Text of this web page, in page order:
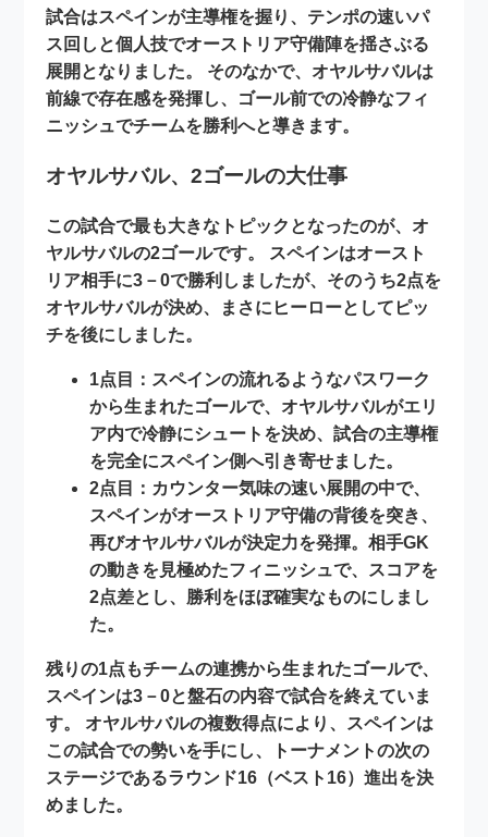
試合はスペインが主導権を握り、テンポの速いパ
ス回しと個人技でオーストリア守備陣を揺さぶる
展開となりました。 そのなかで、オヤルサバルは
前線で存在感を発揮し、ゴール前での冷静なフィ
ニッシュでチームを勝利へと導きます。
オヤルサバル、2ゴールの大仕事
この試合で最も大きなトピックとなったのが、オ
ヤルサバルの2ゴールです。 スペインはオースト
リア相手に3－0で勝利しましたが、そのうち2点を
オヤルサバルが決め、まさにヒーローとしてピッ
チを後にしました。
1点目： スペインの流れるようなパスワーク
から生まれたゴールで、オヤルサバルがエリ
ア内で冷静にシュートを決め、試合の主導権
を完全にスペイン側へ引き寄せました。
2点目： カウンター気味の速い展開の中で、
スペインがオーストリア守備の背後を突き、
再びオヤルサバルが決定力を発揮。相手GK
の動きを見極めたフィニッシュで、スコアを
2点差とし、勝利をほぼ確実なものにしまし
た。
残りの1点もチームの連携から生まれたゴールで、
スペインは3－0と盤石の内容で試合を終えていま
す。 オヤルサバルの複数得点により、スペインは
この試合での勢いを手にし、トーナメントの次の
ステージであるラウンド16（ベスト16）進出を決
めました。